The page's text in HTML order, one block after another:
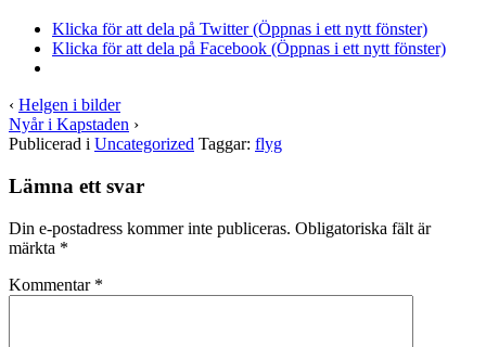
Klicka för att dela på Twitter (Öppnas i ett nytt fönster)
Klicka för att dela på Facebook (Öppnas i ett nytt fönster)
‹ Helgen i bilder
Nyår i Kapstaden ›
Publicerad i Uncategorized Taggar: flyg
Lämna ett svar
Din e-postadress kommer inte publiceras. Obligatoriska fält är
märkta *
Kommentar *